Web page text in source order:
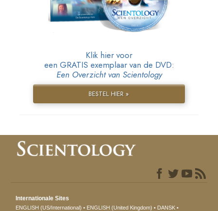
Klik hier voor
een GRATIS exemplaar van de DVD:
Een Overzicht van Scientology
BESTEL HIER »
Internationale Sites
ENGLISH (US/International) ENGLISH (United Kingdom) DANSK